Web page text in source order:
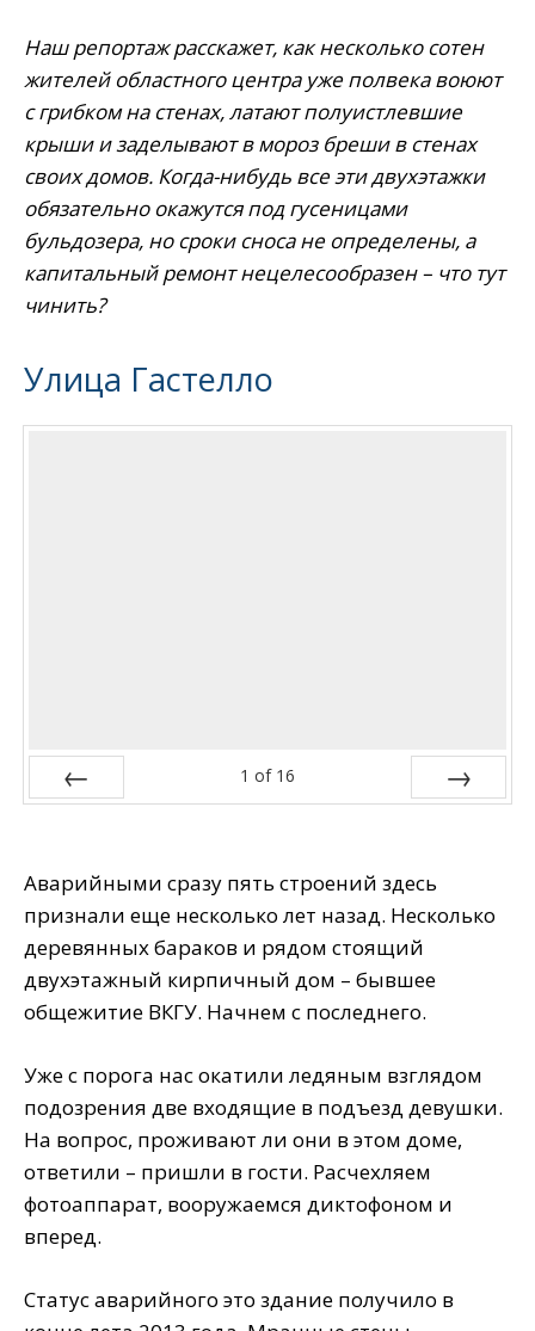
Наш репортаж расскажет, как несколько сотен
жителей областного центра уже полвека воюют
с грибком на стенах, латают полуистлевшие
крыши и заделывают в мороз бреши в стенах
своих домов. Когда-нибудь все эти двухэтажки
обязательно окажутся под гусеницами
бульдозера, но сроки сноса не определены, а
капитальный ремонт нецелесообразен – что тут
чинить?
Улица Гастелло
1 of 16
Аварийными сразу пять строений здесь
признали еще несколько лет назад. Несколько
деревянных бараков и рядом стоящий
двухэтажный кирпичный дом – бывшее
общежитие ВКГУ. Начнем с последнего.
Уже с порога нас окатили ледяным взглядом
подозрения две входящие в подъезд девушки.
На вопрос, проживают ли они в этом доме,
ответили – пришли в гости. Расчехляем
фотоаппарат, вооружаемся диктофоном и
вперед.
Статус аварийного это здание получило в